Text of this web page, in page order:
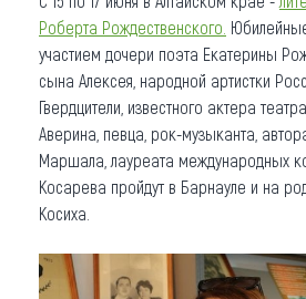
Роберта Рождественского.
участием дочери поэта Екатерины
сына Алексея, народной артистки
Гвердцители, известного актера
Аверина, певца, рок-музыканта,
Маршала, лауреата международных
Косарева пройдут в Барнауле и на
Косиха.